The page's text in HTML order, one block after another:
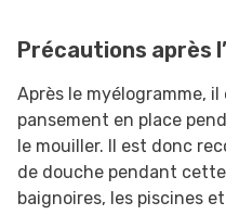
Précautions après
Après le myélogramme,
pansement en place
le mouiller. Il est donc
de douche pendant
baignoires, les piscines